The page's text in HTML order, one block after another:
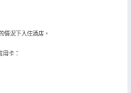
情況下入住酒店。
卡：